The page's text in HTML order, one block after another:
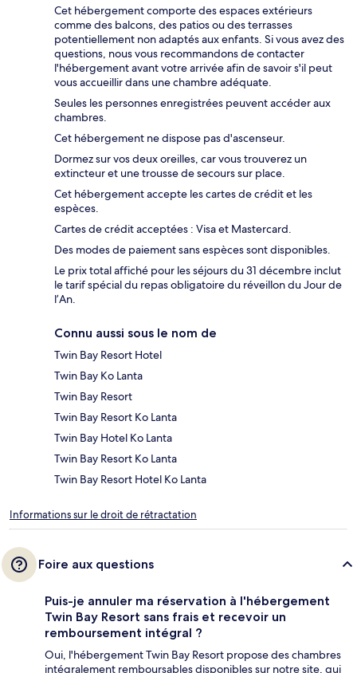
Cet hébergement comporte des espaces extérieurs
comme des balcons, des patios ou des terrasses
potentiellement non adaptés aux enfants. Si vous avez des
questions, nous vous recommandons de contacter
l'hébergement avant votre arrivée afin de savoir s'il peut
vous accueillir dans une chambre adéquate.
Seules les personnes enregistrées peuvent accéder aux
chambres.
Cet hébergement ne dispose pas d'ascenseur.
Dormez sur vos deux oreilles, car vous trouverez un
extincteur et une trousse de secours sur place.
Cet hébergement accepte les cartes de crédit et les
espèces.
Cartes de crédit acceptées : Visa et Mastercard.
Des modes de paiement sans espèces sont disponibles.
Le prix total affiché pour les séjours du 31 décembre inclut
le tarif spécial du repas obligatoire du réveillon du Jour de
l’An.
Connu aussi sous le nom de
Twin Bay Resort Hotel
Twin Bay Ko Lanta
Twin Bay Resort
Twin Bay Resort Ko Lanta
Twin Bay Hotel Ko Lanta
Twin Bay Resort Ko Lanta
Twin Bay Resort Hotel Ko Lanta
Informations sur le droit de rétractation
Foire aux questions
Puis-je annuler ma réservation à l'hébergement
Twin Bay Resort sans frais et recevoir un
remboursement intégral ?
Oui, l'hébergement Twin Bay Resort propose des chambres
intégralement remboursables disponibles sur notre site, qui